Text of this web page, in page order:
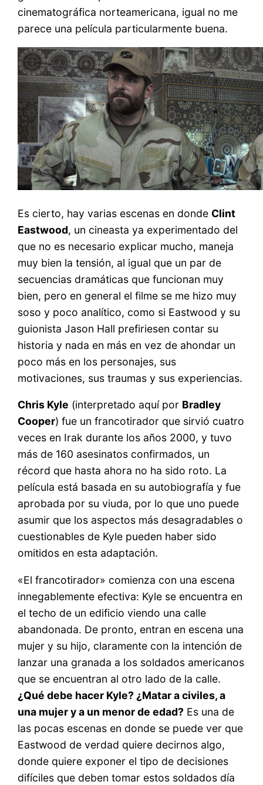
cinematográfica norteamericana, igual no me
parece una película particularmente buena.
Es cierto, hay varias escenas en donde Clint
Eastwood, un cineasta ya experimentado del
que no es necesario explicar mucho, maneja
muy bien la tensión, al igual que un par de
secuencias dramáticas que funcionan muy
bien, pero en general el filme se me hizo muy
soso y poco analítico, como si Eastwood y su
guionista Jason Hall prefiriesen contar su
historia y nada en más en vez de ahondar un
poco más en los personajes, sus
motivaciones, sus traumas y sus experiencias.
Chris Kyle (interpretado aquí por Bradley
Cooper) fue un francotirador que sirvió cuatro
veces en Irak durante los años 2000, y tuvo
más de 160 asesinatos confirmados, un
récord que hasta ahora no ha sido roto. La
película está basada en su autobiografía y fue
aprobada por su viuda, por lo que uno puede
asumir que los aspectos más desagradables o
cuestionables de Kyle pueden haber sido
omitidos en esta adaptación.
«El francotirador» comienza con una escena
innegablemente efectiva: Kyle se encuentra en
el techo de un edificio viendo una calle
abandonada. De pronto, entran en escena una
mujer y su hijo, claramente con la intención de
lanzar una granada a los soldados americanos
que se encuentran al otro lado de la calle.
¿Qué debe hacer Kyle? ¿Matar a civiles, a
una mujer y a un menor de edad? Es una de
las pocas escenas en donde se puede ver que
Eastwood de verdad quiere decirnos algo,
donde quiere exponer el tipo de decisiones
difíciles que deben tomar estos soldados día